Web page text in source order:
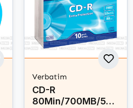
Verbatim
CD-R
80Min/700MB/52x